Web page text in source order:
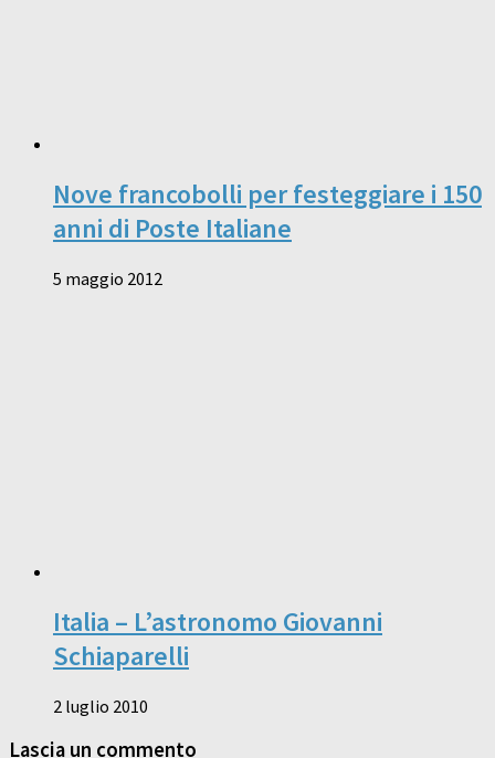
Nove francobolli per festeggiare i 150
anni di Poste Italiane
5 maggio 2012
Italia – L’astronomo Giovanni
Schiaparelli
2 luglio 2010
Lascia un commento